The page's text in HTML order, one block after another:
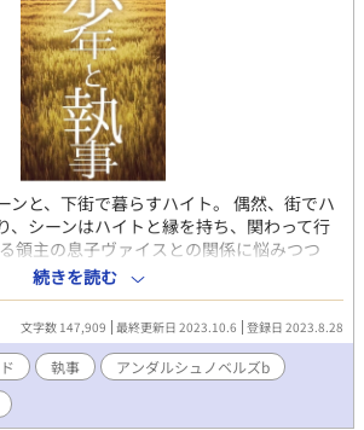
ンと、下街で暮らすハイト。 偶然、街でハ
、シーンはハイトと縁を持ち、関わって行
領主の息子ヴァイスとの関係に悩みつつ
思いを寄せ、未来を切り拓いて行く。 時代
のイギリスの設定で。雰囲気は◯ウント
あくまでふんわりとした設定ですので、都
昧な部分もあります。 何卒ご容赦を。 ・BL
濃い絡みはいつもながらありません。 ・
説家になろう」にも掲載しております。
続きを読む
文字数 147,909 最終更新日 2023.10.6 登録日 2023.8.28
執事
アンダルシュノベルズb